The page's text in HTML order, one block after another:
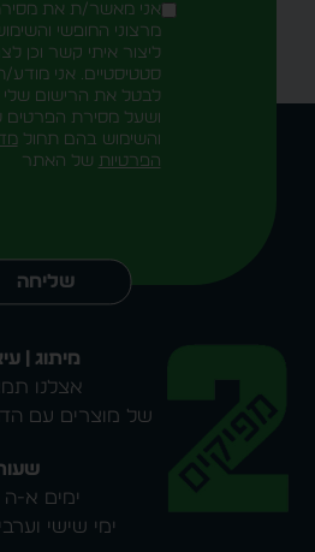
אני מאשר/ת את
מרצוני החופשי
ליצור איתי קשר וכן
סטטיסטיים. אני
לבטל את הרישום
ושעל מסירת הפרטים
והשימוש בהם תחול
הפרטיות של האתר
שליחה
מיתוג |
אצלנו
של מוצרים עם
ימים א-ה 16:00 – 8:00
ימי שישי וערבי חג